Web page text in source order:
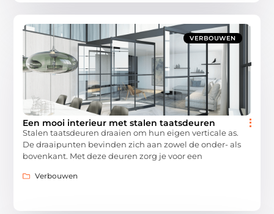
VERBOUWEN
Een mooi interieur met stalen taatsdeuren
Stalen taatsdeuren draaien om hun eigen verticale as.
De draaipunten bevinden zich aan zowel de onder- als
bovenkant. Met deze deuren zorg je voor een
Verbouwen